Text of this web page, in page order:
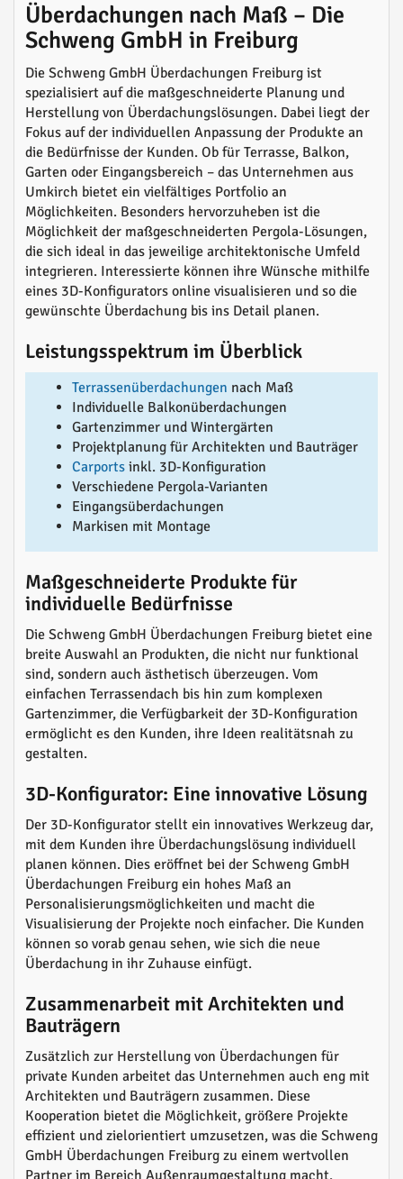
Überdachungen nach Maß – Die
Schweng GmbH in Freiburg
Die Schweng GmbH Überdachungen Freiburg ist
spezialisiert auf die maßgeschneiderte Planung und
Herstellung von Überdachungslösungen. Dabei liegt der
Fokus auf der individuellen Anpassung der Produkte an
die Bedürfnisse der Kunden. Ob für Terrasse, Balkon,
Garten oder Eingangsbereich – das Unternehmen aus
Umkirch bietet ein vielfältiges Portfolio an
Möglichkeiten. Besonders hervorzuheben ist die
Möglichkeit der maßgeschneiderten Pergola-Lösungen,
die sich ideal in das jeweilige architektonische Umfeld
integrieren. Interessierte können ihre Wünsche mithilfe
eines 3D-Konfigurators online visualisieren und so die
gewünschte Überdachung bis ins Detail planen.
Leistungsspektrum im Überblick
Terrassenüberdachungen nach Maß
Individuelle Balkonüberdachungen
Gartenzimmer und Wintergärten
Projektplanung für Architekten und Bauträger
Carports inkl. 3D-Konfiguration
Verschiedene Pergola-Varianten
Eingangsüberdachungen
Markisen mit Montage
Maßgeschneiderte Produkte für
individuelle Bedürfnisse
Die Schweng GmbH Überdachungen Freiburg bietet eine
breite Auswahl an Produkten, die nicht nur funktional
sind, sondern auch ästhetisch überzeugen. Vom
einfachen Terrassendach bis hin zum komplexen
Gartenzimmer, die Verfügbarkeit der 3D-Konfiguration
ermöglicht es den Kunden, ihre Ideen realitätsnah zu
gestalten.
3D-Konfigurator: Eine innovative Lösung
Der 3D-Konfigurator stellt ein innovatives Werkzeug dar,
mit dem Kunden ihre Überdachungslösung individuell
planen können. Dies eröffnet bei der Schweng GmbH
Überdachungen Freiburg ein hohes Maß an
Personalisierungsmöglichkeiten und macht die
Visualisierung der Projekte noch einfacher. Die Kunden
können so vorab genau sehen, wie sich die neue
Überdachung in ihr Zuhause einfügt.
Zusammenarbeit mit Architekten und
Bauträgern
Zusätzlich zur Herstellung von Überdachungen für
private Kunden arbeitet das Unternehmen auch eng mit
Architekten und Bauträgern zusammen. Diese
Kooperation bietet die Möglichkeit, größere Projekte
effizient und zielorientiert umzusetzen, was die Schweng
GmbH Überdachungen Freiburg zu einem wertvollen